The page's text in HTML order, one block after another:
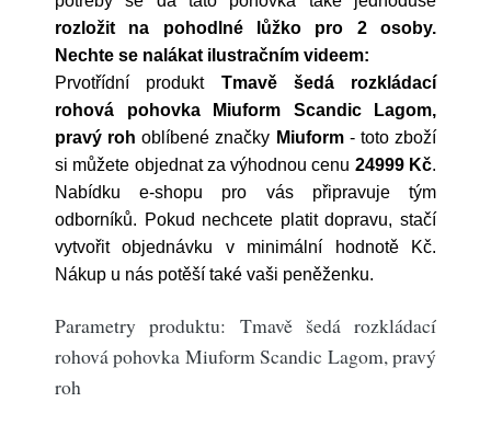
rozložit na pohodlné lůžko pro 2 osoby.
Nechte se nalákat ilustračním videem:
Prvotřídní produkt Tmavě šedá rozkládací
rohová pohovka Miuform Scandic Lagom,
pravý roh oblíbené značky Miuform- toto zboží
si můžete objednat za výhodnou cenu 24999 Kč.
Nabídku e-shopu pro vás připravuje tým
odborníků. Pokud nechcete platit dopravu, stačí
vytvořit objednávku v minimální hodnotě Kč.
Nákup u nás potěší také vaši peněženku.
Parametry produktu: Tmavě šedá rozkládací
rohová pohovka Miuform Scandic Lagom, pravý
roh